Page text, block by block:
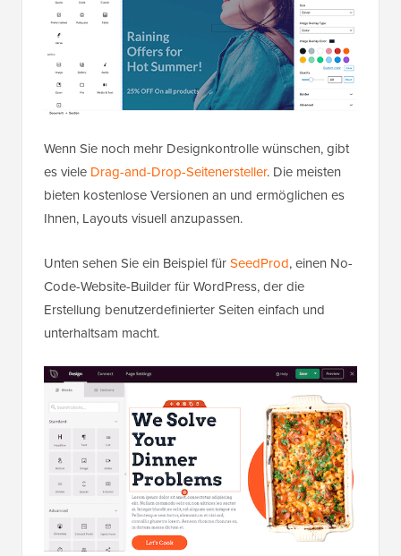
Wenn Sie noch mehr Designkontrolle wünschen, gibt
es viele Drag-and-Drop-Seitenersteller. Die meisten
bieten kostenlose Versionen an und ermöglichen es
Ihnen, Layouts visuell anzupassen.
Unten sehen Sie ein Beispiel fürSeedProd, einen No-
Code-Website-Builder für WordPress, der die
Erstellung benutzerdefinierter Seiten einfach und
unterhaltsam macht.